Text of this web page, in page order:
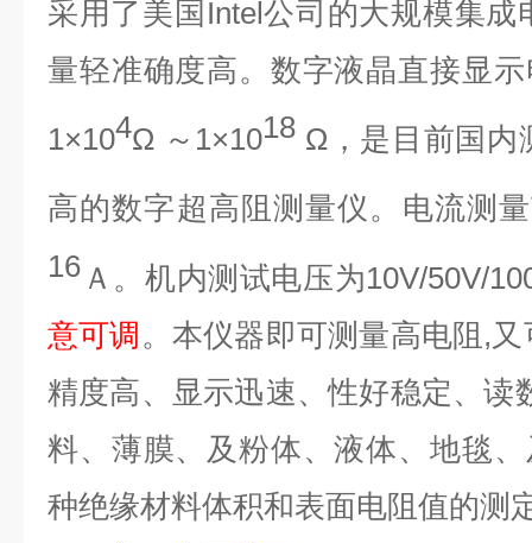
采用了美国Intel公司的大规模集
量轻准确度高。数字液晶直接显
1×104Ω ～1×1018 Ω，是目前国内
高的数字超高阻测量仪。电流测
16 Ａ。机内测试电压为10V/50V/
意可调 。 本仪器即可测量高电阻,
精度高、显示迅速、性好稳定、读
料、薄膜、及粉体、液体、 地毯
种绝缘材料体积和表面电阻值的测